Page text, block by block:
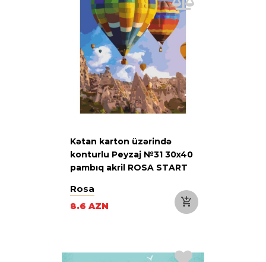
Kətan karton üzərində
konturlu Peyzaj №31 30x40
pambıq akril ROSA START
Rosa
8.6 AZN